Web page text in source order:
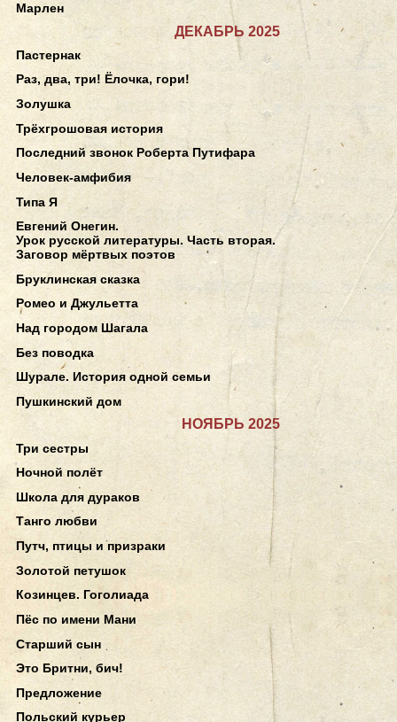
Марлен
ДЕКАБРЬ 2025
Пастернак
Раз, два, три! Ёлочка, гори!
Золушка
Трёхгрошовая история
Последний звонок Роберта Путифара
Человек-амфибия
Типа Я
Евгений Онегин.
Урок русской литературы. Часть вторая.
Заговор мёртвых поэтов
Бруклинская сказка
Ромео и Джульетта
Над городом Шагала
Без поводка
Шурале. История одной семьи
Пушкинский дом
НОЯБРЬ 2025
Три сестры
Ночной полёт
Школа для дураков
Танго любви
Путч, птицы и призраки
Золотой петушок
Козинцев. Гоголиада
Пёс по имени Мани
Старший сын
Это Бритни, бич!
Предложение
Польский курьер